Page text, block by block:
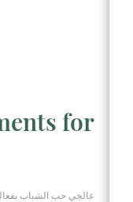
عالجي حب الشباب